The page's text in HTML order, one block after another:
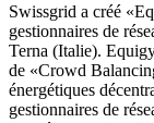
Swissgrid a créé
gestionnaires de
Terna (Italie).
de «Crowd
énergétiques
gestionnaires de